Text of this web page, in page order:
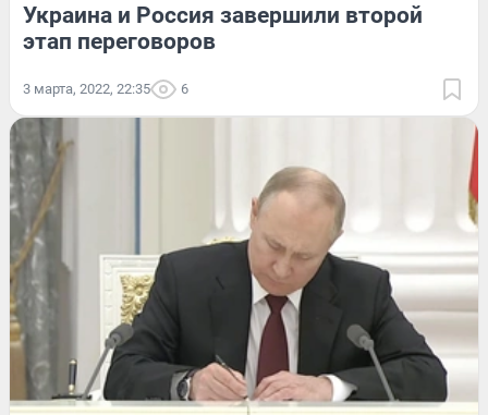
Украина и Россия завершили второй
этап переговоров
3 марта, 2022, 22:35 6